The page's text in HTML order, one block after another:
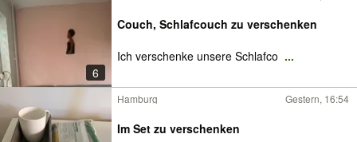
6
Couch, Schlafcouch zu verschenken
Ich verschenke unsere Schlafco ...
Hamburg Gestern, 16:54
Im Set zu verschenken